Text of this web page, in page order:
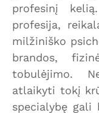
profesinį
profesija,
milžiniško
brandos,
tobulėjimo.
atlaikyti tokį
specialybę gali